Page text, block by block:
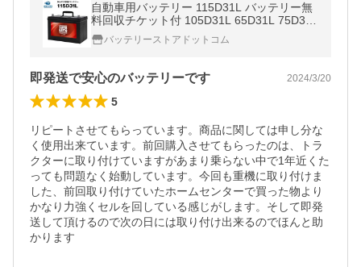
自動車用バッテリー 115D31L バッテリー無
料回収チケット付 105D31L 65D31L 75D31L
85D31L 90D31L 95D31L 100D31L 110D31L
互換 スーパーナット 充電制御車対応
バッテリーストアドットコム
即発送で安心のバッテリーです 2024/3/20
5
リピートさせてもらっています。商品に関しては申し分な
く使用出来ています。前回購入させてもらったのは、トラ
クターに取り付けていますがあまり乗らない中で1年近くた
っても問題なく始動しています。今回も重機に取り付けま
した、前回取り付けていたホームセンターで買った物より
かなり力強くセルを回している感じがします。そして即発
送して頂けるので次の日には取り付け出来るのでほんと助
かります